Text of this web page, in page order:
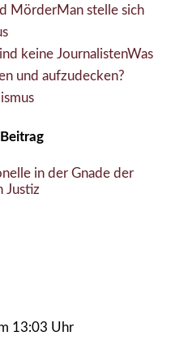
MörderMan stelle sich
keine JournalistenWas
und aufzudecken?
in der Gnade der
Justiz
13:03 Uhr